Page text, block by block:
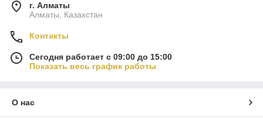
г. Алматы
Алматы, Казахстан
Контакты
Сегодня работает с 09:00 до 15:00
Показать весь график работы
О нас